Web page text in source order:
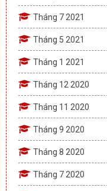
Tháng 7 2021
Tháng 5 2021
Tháng 1 2021
Tháng 12 2020
Tháng 11 2020
Tháng 9 2020
Tháng 8 2020
Tháng 7 2020